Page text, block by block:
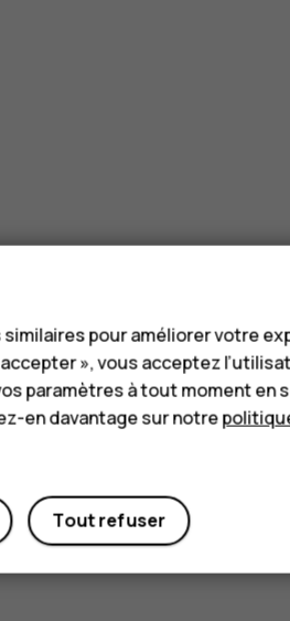
pour améliorer votre
», vous acceptez
paramètres à tout moment en
en davantage sur notre
Tout refuser